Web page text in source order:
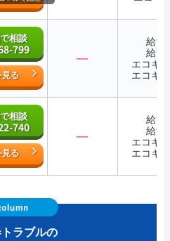
相談
799
見る
―
給湯
給湯
エコキ
エコキ
相談
740
見る
―
給湯
給湯
エコキ
エコキ
ラブルの